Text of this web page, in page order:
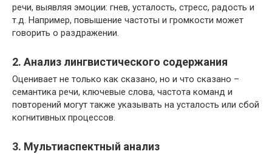
речи, выявляя эмоции: гнев, усталость, стресс, радость и
т.д. Например, повышение частоты и громкости может
говорить о раздражении.
2. Анализ лингвистического содержания
Оценивает не только как сказано, но и что сказано –
семантика речи, ключевые слова, частота команд и
повторений могут также указывать на усталость или сбой
когнитивных процессов.
3. Мультиаспектный анализ